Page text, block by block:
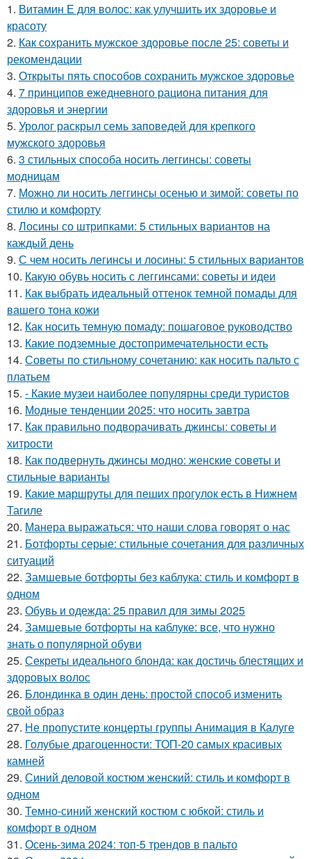
1. Витамин Е для волос: как улучшить их здоровье и
красоту
2. Как сохранить мужское здоровье после 25: советы и
рекомендации
3. Открыты пять способов сохранить мужское здоровье
4. 7 принципов ежедневного рациона питания для
здоровья и энергии
5. Уролог раскрыл семь заповедей для крепкого
мужского здоровья
6. 3 стильных способа носить леггинсы: советы
модницам
7. Можно ли носить леггинсы осенью и зимой: советы по
стилю и комфорту
8. Лосины со штрипками: 5 стильных вариантов на
каждый день
9. С чем носить легинсы и лосины: 5 стильных вариантов
10. Какую обувь носить с леггинсами: советы и идеи
11. Как выбрать идеальный оттенок темной помады для
вашего тона кожи
12. Как носить темную помаду: пошаговое руководство
13. Какие подземные достопримечательности есть
14. Советы по стильному сочетанию: как носить пальто с
платьем
15. - Какие музеи наиболее популярны среди туристов
16. Модные тенденции 2025: что носить завтра
17. Как правильно подворачивать джинсы: советы и
хитрости
18. Как подвернуть джинсы модно: женские советы и
стильные варианты
19. Какие маршруты для пеших прогулок есть в Нижнем
Тагиле
20. Манера выражаться: что наши слова говорят о нас
21. Ботфорты серые: стильные сочетания для различных
ситуаций
22. Замшевые ботфорты без каблука: стиль и комфорт в
одном
23. Обувь и одежда: 25 правил для зимы 2025
24. Замшевые ботфорты на каблуке: все, что нужно
знать о популярной обуви
25. Секреты идеального блонда: как достичь блестящих и
здоровых волос
26. Блондинка в один день: простой способ изменить
свой образ
27. Не пропустите концерты группы Анимация в Калуге
28. Голубые драгоценности: ТОП-20 самых красивых
камней
29. Синий деловой костюм женский: стиль и комфорт в
одном
30. Темно-синий женский костюм с юбкой: стиль и
комфорт в одном
31. Осень-зима 2024: топ-5 трендов в пальто